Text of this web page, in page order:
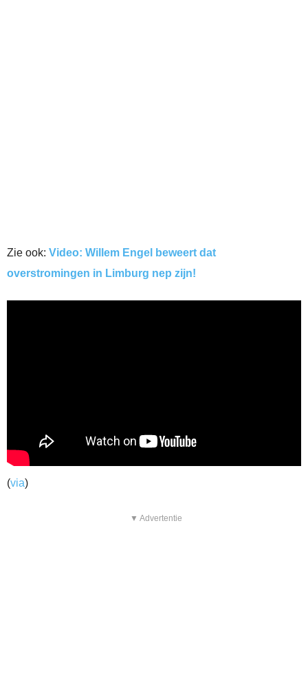
Zie ook: Video: Willem Engel beweert dat
overstromingen in Limburg nep zijn!
(via)
▼ Advertentie